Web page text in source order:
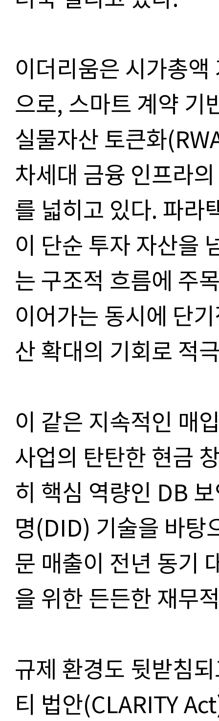
이더리움은 시가총
으로, 스마트 계약
실물자산 토큰화
차세대 금융 인프라
를 넓히고 있다. 파라
이 단순 투자 자산을
는 구조적 흐름에 주
이어가는 동시에 단
산 확대의 기회로 적
이 같은 지속적인 매
사업의 탄탄한 현금
히 핵심 역량인 DB
명(DID) 기술을 바탕
문 매출이 전년 동기
을 위한 든든한 재무
규제 환경도 뒷받침
티 법안(CLARITY